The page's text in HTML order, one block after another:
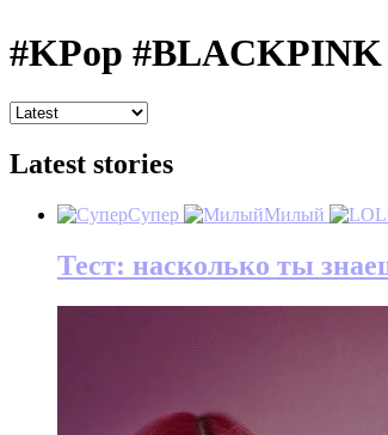
#KPop #BLACKPINK
Latest stories
Супер Милый
Тест: насколько ты